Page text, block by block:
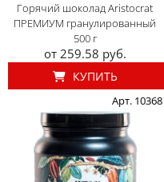
Горячий шоколад Aristocrat
ПРЕМИУМ гранулированный
500 г
от 259.58 руб.
КУПИТЬ
Арт. 10368